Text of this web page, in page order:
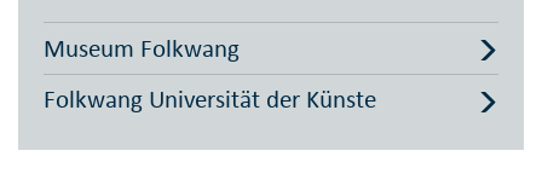
Museum Folkwang
Folkwang Universität der Künste